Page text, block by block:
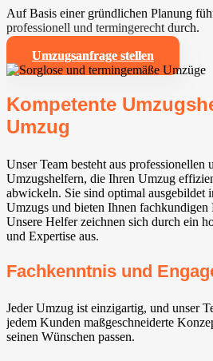
Auf Basis einer gründlichen Planung
professionell und termingerecht durch.
Umzugsanfrage stellen
Kompetente
Umzug
Unser Team besteht aus professionellen
Umzugshelfern, die Ihren Umzug
abwickeln. Sie sind optimal ausgebildet
Umzugs und bieten Ihnen fachkundigen
Unsere Helfer zeichnen sich durch ein
und Expertise aus.
Fachkenntnis und
Jeder Umzug ist einzigartig, und unser
jedem Kunden maßgeschneiderte
seinen Wünschen passen.